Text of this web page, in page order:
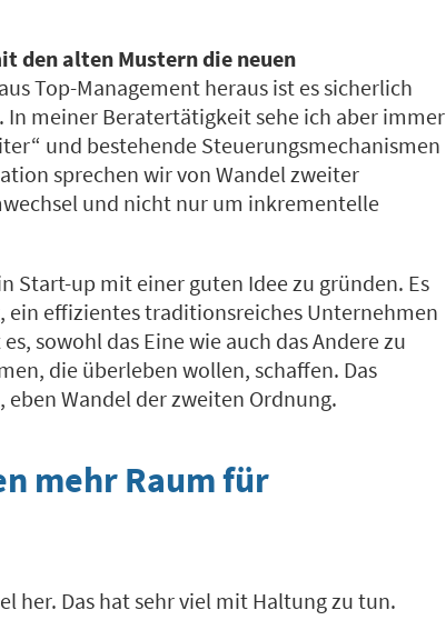
den alten Mustern die neuen
Top-Management heraus ist es sicherlich
In meiner Beratertätigkeit sehe ich aber immer
und bestehende Steuerungsmechanismen
sprechen wir von Wandel zweiter
und nicht nur um inkrementelle
Start-up mit einer guten Idee zu gründen. Es
ein effizientes traditionsreiches Unternehmen
sowohl das Eine wie auch das Andere zu
die überleben wollen, schaffen. Das
Wandel der zweiten Ordnung.
mehr Raum für
her. Das hat sehr viel mit Haltung zu tun.